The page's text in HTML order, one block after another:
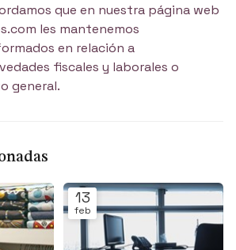
que en nuestra página web
les mantenemos
en relación a
fiscales y laborales o
general.
13
feb